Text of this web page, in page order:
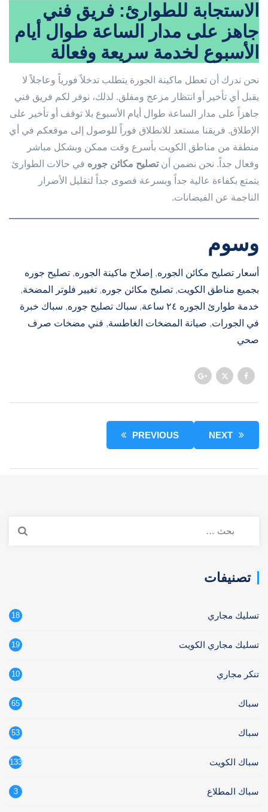
الاستجابة للطوارئ: فريق فني
جاهز على مدار الساعة طوال أيام
الأسبوع لخدمة سريعة وفعالة
نحن ندرك أن تعطل ماكينة الجورة يتطلب تدخلاً فورياً وعاجلاً لا
يقبل أي تأخير أو انتظار مزعج ومقلق. لذلك، نوفر لكم فريق فني
جاهزاً على مدار الساعة طوال أيام الأسبوع بلا توقف أو تأخير على
الإطلاق. فريقنا مستعد للانطلاق فوراً للوصول إلى موقعكم في أي
منطقة من مناطق الكويت بأسرع وقت ممكن وبشكل مباشر
وفعال جداً. نحن نضمن أنتصليح مكائن جوره في حالات الطوارئ
يتمتع بكفاءة عالية جداً وبسرعة قصوى جداً لتقليل الأضرار
الناجمة عن الفيضانات.
وسوم
أسعار تصليح مكائن الجوره, إصلاح ماكينة الجوره, تصليح جوره
بجميع مناطق الكويت, تصليح مكائن جوره, تغيير فلوتر المضخة,
خدمة طوارئ الجوره ٢٤ ساعة
, سباك تصليح جوره, سباك خبرة
في الجورات, صيانة المضخات الغاطسة, فني مضخات صرف
صحي
PREVIOUS NEXT
تصنيفات
تسليك مجاري 18
تسليك مجاري الكويت 19
تنكر مجاري 10
سباك 65
سباك 53
سباك الكويت 133
سباك المطلاع 3